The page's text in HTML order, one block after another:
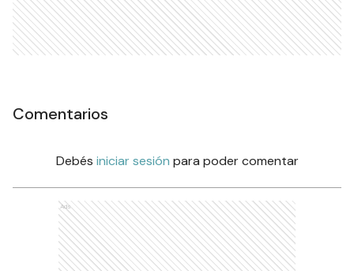
Comentarios
Debés iniciar sesión para poder comentar
Ads